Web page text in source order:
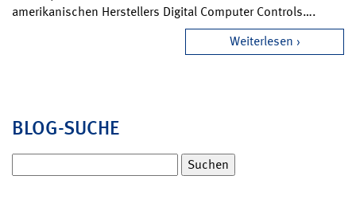
amerikanischen Herstellers Digital Computer Controls….
Weiterlesen
BLOG-SUCHE
nach: